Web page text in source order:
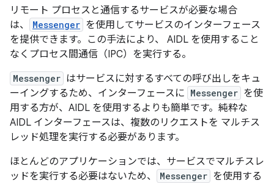
リモート プロセスと通信するサービスが必要な場合
は、
Messenger を使用してサービスのインターフェース
を提供できます。この手法により、 AIDL を使用すること
なくプロセス間通信（IPC）を実行する。
Messenger はサービスに対するすべての呼び出しをキュ
ーイングするため、インターフェースに Messenger を使
用する方が、AIDL を使用するよりも簡単です。純粋な
AIDL インターフェースは、複数のリクエストを マルチス
レッド処理を実行する必要があります。
ほとんどのアプリケーションでは、サービスでマルチスレ
ッドを実行する必要はないため、
Messenger を使用する